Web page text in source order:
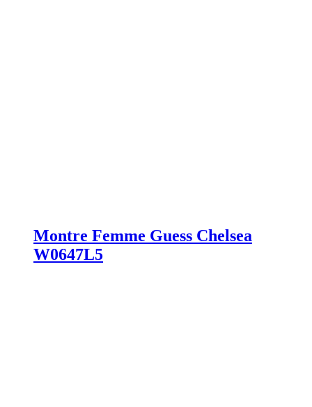
Montre Femme Guess Chelsea
W0647L5